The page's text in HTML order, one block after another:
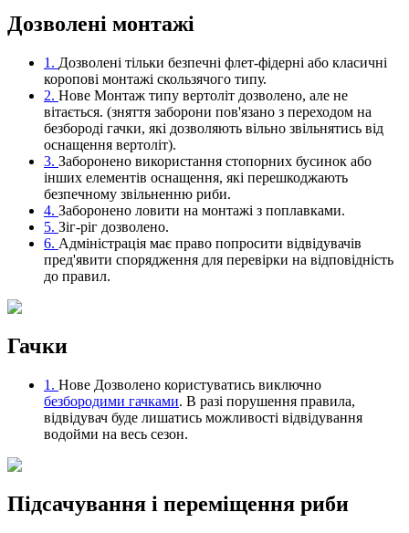
Дозволені монтажі
1. Дозволені тільки безпечні флет-фідерні або класичні
коропові монтажі скользячого типу.
2. Нове Монтаж типу вертоліт дозволено, але не
вітається. (зняття заборони пов'язано з переходом на
безбороді гачки, які дозволяють вільно звільнятись від
оснащення вертоліт).
3. Заборонено використання стопорних бусинок або
інших елементів оснащення, які перешкоджають
безпечному звільненню риби.
4. Заборонено ловити на монтажі з поплавками.
5. Зіг-ріг дозволено.
6. Адміністрація має право попросити відвідувачів
пред'явити спорядження для перевірки на відповідність
до правил.
Гачки
1. Нове Дозволено користуватись виключно
безбородими гачками. В разі порушення правила,
відвідувач буде лишатись можливості відвідування
водойми на весь сезон.
Підсачування і переміщення риби